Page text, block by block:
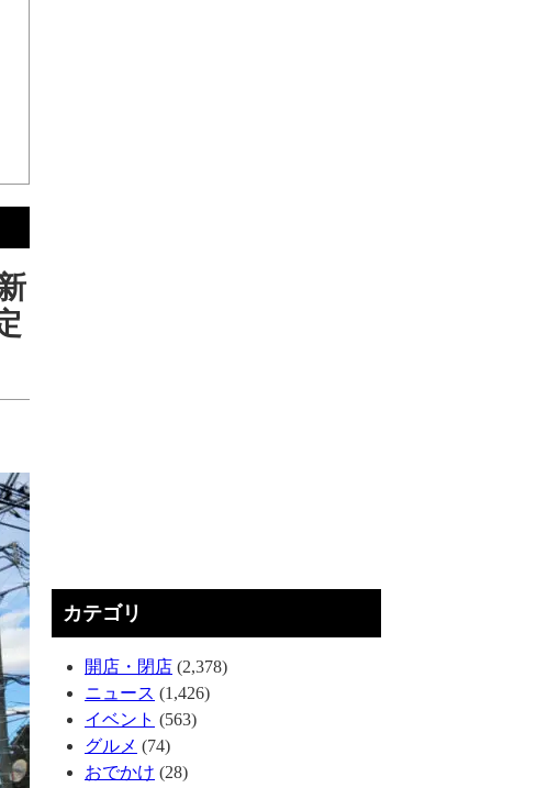
カテゴリ
開店・閉店 (2,378)
ニュース (1,426)
イベント (563)
グルメ (74)
おでかけ (28)